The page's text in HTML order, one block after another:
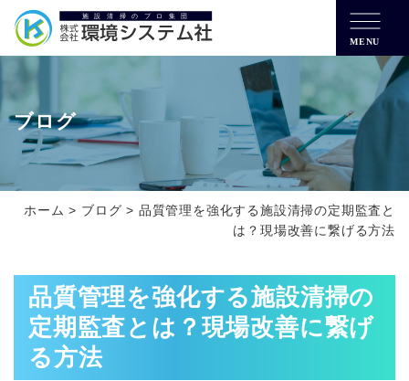
MENU
ブログ
ホーム > ブログ > 品質管理を強化する施設清掃の定期監査と
は？現場改善に繋げる方法
品質管理を強化する施設清掃の
定期監査とは？現場改善に繋げ
る方法